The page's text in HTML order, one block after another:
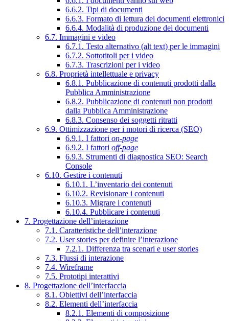
6.6.2. Tipi di documenti
6.6.3. Formato di lettura dei documenti elettronici
6.6.4. Modalità di produzione dei documenti
6.7. Immagini e video
6.7.1. Testo alternativo (alt text) per le immagini
6.7.2. Sottotitoli per i video
6.7.3. Trascrizioni per i video
6.8. Proprietà intellettuale e privacy
6.8.1. Pubblicazione di contenuti prodotti dalla
Pubblica Amministrazione
6.8.2. Pubblicazione di contenuti non prodotti
dalla Pubblica Amministrazione
6.8.3. Consenso dei soggetti ritratti
6.9. Ottimizzazione per i motori di ricerca (SEO)
6.9.1. I fattori on-page
6.9.2. I fattori off-page
6.9.3. Strumenti di diagnostica SEO: Search
Console
6.10. Gestire i contenuti
6.10.1. L’inventario dei contenuti
6.10.2. Revisionare i contenuti
6.10.3. Migrare i contenuti
6.10.4. Pubblicare i contenuti
7. Progettazione dell’interazione
7.1. Caratteristiche dell’interazione
7.2. User stories per definire l’interazione
7.2.1. Differenza tra scenari e user stories
7.3. Flussi di interazione
7.4. Wireframe
7.5. Prototipi interattivi
8. Progettazione dell’interfaccia
8.1. Obiettivi dell’interfaccia
8.2. Elementi dell’interfaccia
8.2.1. Elementi di composizione